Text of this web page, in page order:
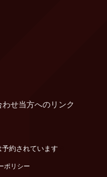
わせ当方へのリンク
約されています
ポリシー